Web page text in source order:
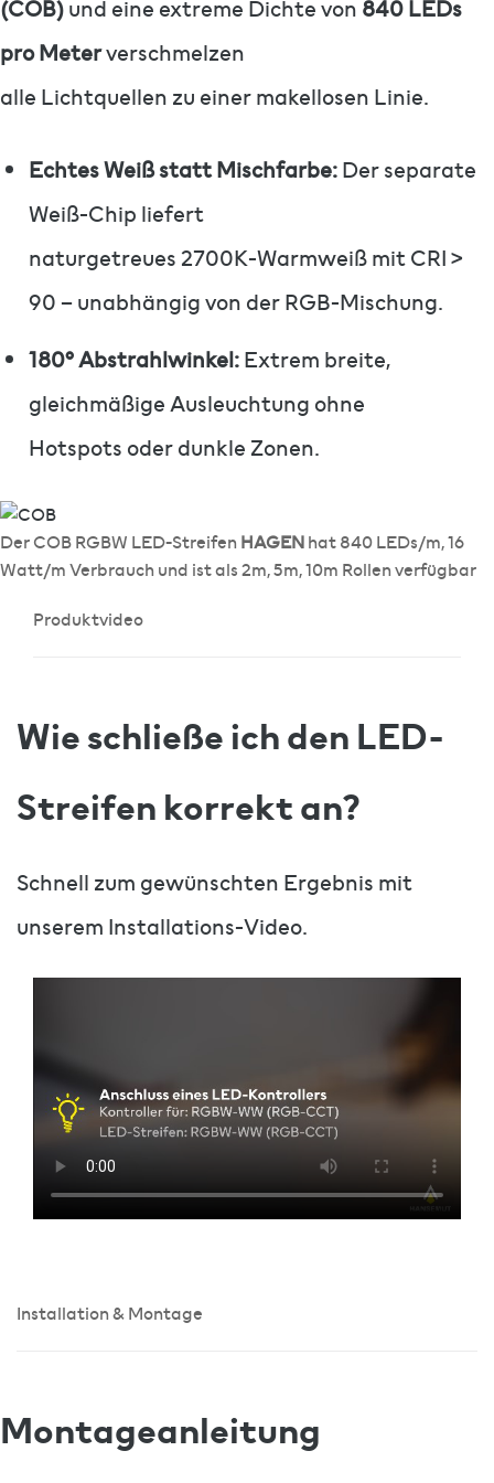
(COB)und eine extreme Dichte von 840 LEDs
pro Meterverschmelzen
alle Lichtquellen zu einer makellosen Linie.
Echtes Weiß statt Mischfarbe:Der separate
Weiß-Chip liefert
naturgetreues 2700K-Warmweiß mit CRI >
90 – unabhängig von der RGB-Mischung.
180° Abstrahlwinkel:Extrem breite,
gleichmäßige Ausleuchtung ohne
Hotspots oder dunkle Zonen.
Der COB RGBW LED-Streifen HAGENhat 840 LEDs/m, 16
Watt/m Verbrauch und ist als 2m, 5m, 10m Rollen verfügbar
Produktvideo
Wie schließe ich den LED-
Streifen korrekt an?
Schnell zum gewünschten Ergebnis mit
unserem Installations-Video.
Installation & Montage
Montageanleitung